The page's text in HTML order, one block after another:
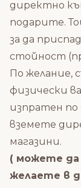
директно
подарите.
за да
стойност
По желание,
физически
изпратен по
вземете
магазини.
( можете
желаете в